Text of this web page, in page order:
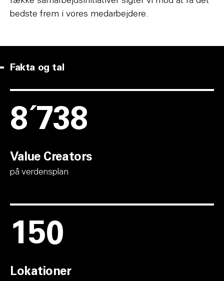
bedste frem i vores medarbejdere.
Fakta og tal
12´460
Value Creators
på verdensplan
150
Lokationer